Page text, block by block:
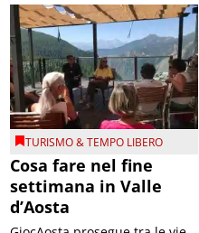
TURISMO & TEMPO LIBERO
Cosa fare nel fine
settimana in Valle
d’Aosta